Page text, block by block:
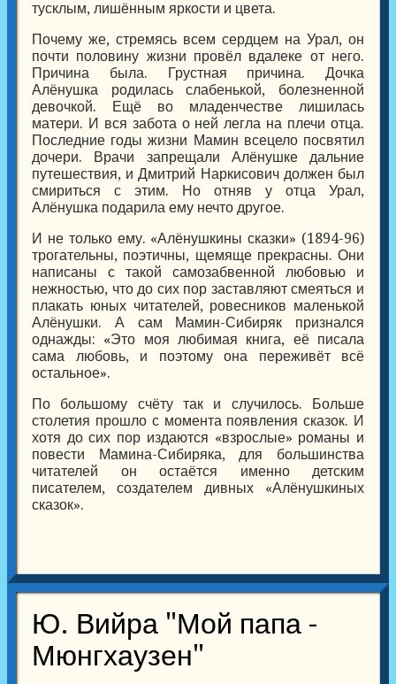
тусклым, лишённым яркости и цвета.
Почему же, стремясь всем сердцем на Урал, он
почти половину жизни провёл вдалеке от него.
Причина была. Грустная причина. Дочка
Алёнушка родилась слабенькой, болезненной
девочкой. Ещё во младенчестве лишилась
матери. И вся забота о ней легла на плечи отца.
Последние годы жизни Мамин всецело посвятил
дочери. Врачи запрещали Алёнушке дальние
путешествия, и Дмитрий Наркисович должен был
смириться с этим. Но отняв у отца Урал,
Алёнушка подарила ему нечто другое.
И не только ему. «Алёнушкины сказки» (1894-96)
трогательны, поэтичны, щемяще прекрасны. Они
написаны с такой самозабвенной любовью и
нежностью, что до сих пор заставляют смеяться и
плакать юных читателей, ровесников маленькой
Алёнушки. А сам Мамин-Сибиряк признался
однажды: «Это моя любимая книга, её писала
сама любовь, и поэтому она переживёт всё
остальное».
По большому счёту так и случилось. Больше
столетия прошло с момента появления сказок. И
хотя до сих пор издаются «взрослые» романы и
повести Мамина-Сибиряка, для большинства
читателей он остаётся именно детским
писателем, создателем дивных «Алёнушкиных
сказок».
Ю. Вийра "Мой папа -
Мюнгхаузен"